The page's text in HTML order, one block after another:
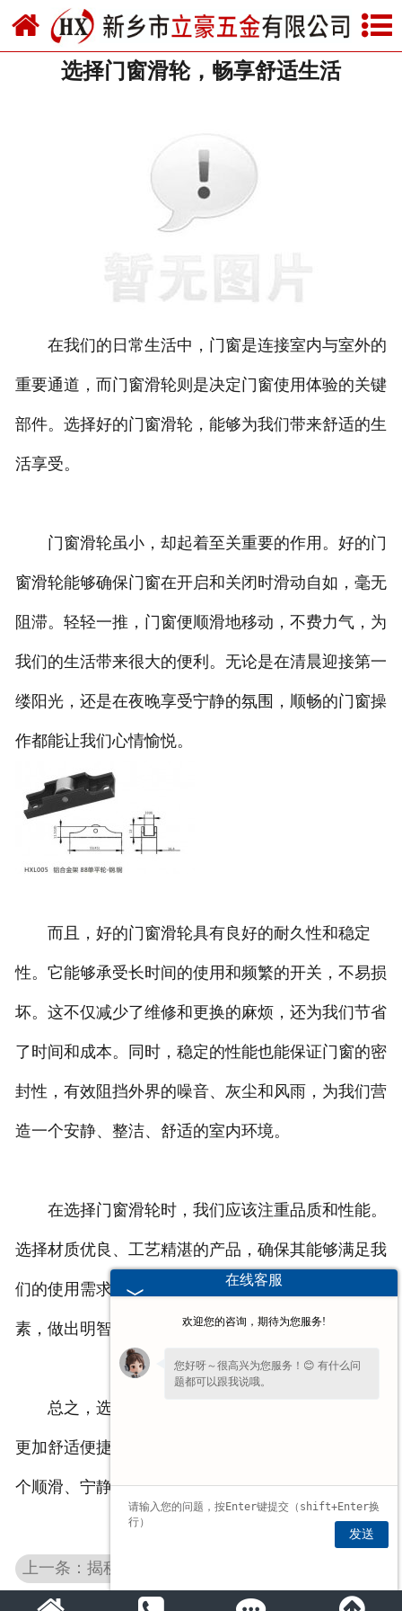
网站首页
关于我们
联系我们
选择门窗滑轮，畅享舒适生活
在我们的日常生活中，门窗是连接室内与室外的
重要通道，而门窗滑轮则是决定门窗使用体验的关键
部件。选择好的门窗滑轮，能够为我们带来舒适的生
活享受。
门窗滑轮虽小，却起着至关重要的作用。好的门
窗滑轮能够确保门窗在开启和关闭时滑动自如，毫无
阻滞。轻轻一推，门窗便顺滑地移动，不费力气，为
我们的生活带来很大的便利。无论是在清晨迎接第一
缕阳光，还是在夜晚享受宁静的氛围，顺畅的门窗操
作都能让我们心情愉悦。
而且，好的门窗滑轮具有良好的耐久性和稳定
性。它能够承受长时间的使用和频繁的开关，不易损
坏。这不仅减少了维修和更换的麻烦，还为我们节省
了时间和成本。同时，稳定的性能也能保证门窗的密
封性，有效阻挡外界的噪音、灰尘和风雨，为我们营
造一个安静、整洁、舒适的室内环境。
在选择门窗滑轮时，我们应该注重品质和性能。
选择材质优良、工艺精湛的产品，确保其能够满足我
们的使用需求。可以参考品牌口碑、用户评价等因
素，做出明智的选择。
总之，选择合适的门窗滑轮，能够让我们的生活
更加舒适便捷。让我们用心挑选，为自己的家打造一
个顺滑、宁静的门窗世界，畅享美好的生活。
上一条：揭秘门窗滑轮：顺滑背后的技术
在线客服
欢迎您的咨询，期待为您服务!
您好呀～很高兴为您服务！😊 有什么问
题都可以跟我说哦。
发送